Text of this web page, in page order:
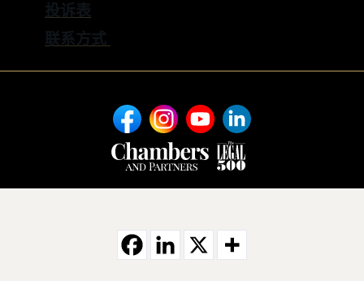
投诉表
联系方式